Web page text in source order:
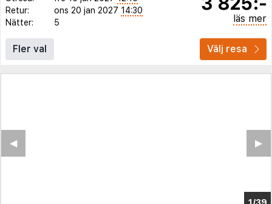
Retur:
ons 20 jan 2027 14:30
Nätter:
5 läs mer
Fler val Välj resa
▶︎
◀︎